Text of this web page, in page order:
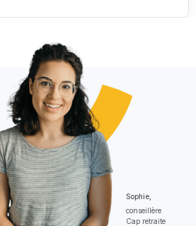
Sophie,
conseillère
Cap retraite